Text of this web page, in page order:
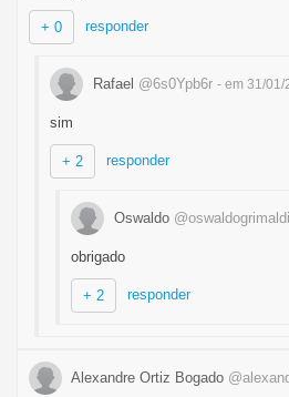
+ 0 responder
Rafael @6s0Ypb6r - em 31/01/
sim
+ 2 responder
Oswaldo @oswaldogrimaldi
obrigado
+ 2 responder
Alexandre Ortiz Bogado